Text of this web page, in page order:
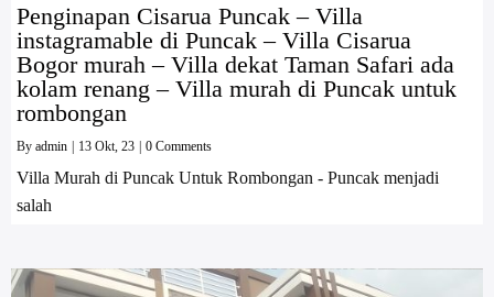
Penginapan Cisarua Puncak – Villa
instagramable di Puncak – Villa Cisarua
Bogor murah – Villa dekat Taman Safari ada
kolam renang – Villa murah di Puncak untuk
rombongan
By admin | 13 Okt, 23 | 0 Comments
Villa Murah di Puncak Untuk Rombongan - Puncak menjadi
salah